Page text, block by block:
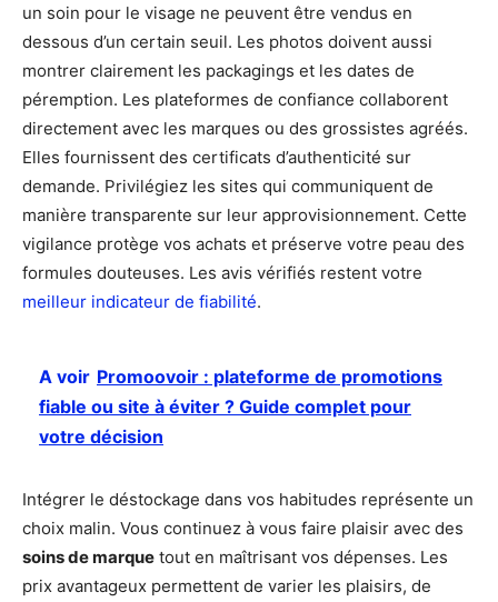
un soin pour le visage ne peuvent être vendus en
dessous d’un certain seuil. Les photos doivent aussi
montrer clairement les packagings et les dates de
péremption. Les plateformes de confiance collaborent
directement avec les marques ou des grossistes agréés.
Elles fournissent des certificats d’authenticité sur
demande. Privilégiez les sites qui communiquent de
manière transparente sur leur approvisionnement. Cette
vigilance protège vos achats et préserve votre peau des
formules douteuses. Les avis vérifiés restent votre
meilleur indicateur de fiabilité.
A voir Promoovoir : plateforme de promotions
fiable ou site à éviter ? Guide complet pour
votre décision
Intégrer le déstockage dans vos habitudes représente un
choix malin. Vous continuez à vous faire plaisir avec des
soins de marque tout en maîtrisant vos dépenses. Les
prix avantageux permettent de varier les plaisirs, de